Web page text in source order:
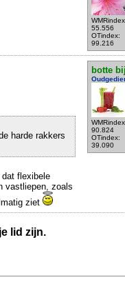
55.556
OTindex:
99.216
botte
90.824
OTindex:
39.090
harde rakkers
flexibele
vastliepen, zoals
ziet
lid zijn.